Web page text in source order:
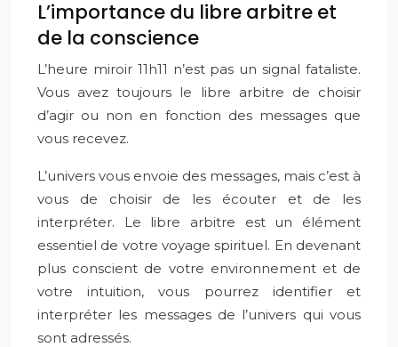
L’importance du libre arbitre et
de la conscience
L’heure miroir 11h11 n’est pas un signal fataliste.
Vous avez toujours le libre arbitre de choisir
d’agir ou non en fonction des messages que
vous recevez.
L’univers vous envoie des messages, mais c’est à
vous de choisir de les écouter et de les
interpréter. Le libre arbitre est un élément
essentiel de votre voyage spirituel. En devenant
plus conscient de votre environnement et de
votre intuition, vous pourrez identifier et
interpréter les messages de l’univers qui vous
sont adressés.